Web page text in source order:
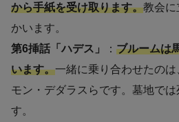
から手紙を受け取ります。教会に
かいます。
第6挿話「ハデス」
： ブルームは
います。一緒に乗り合わせたの
モン・デダラスらです。墓地で
す。